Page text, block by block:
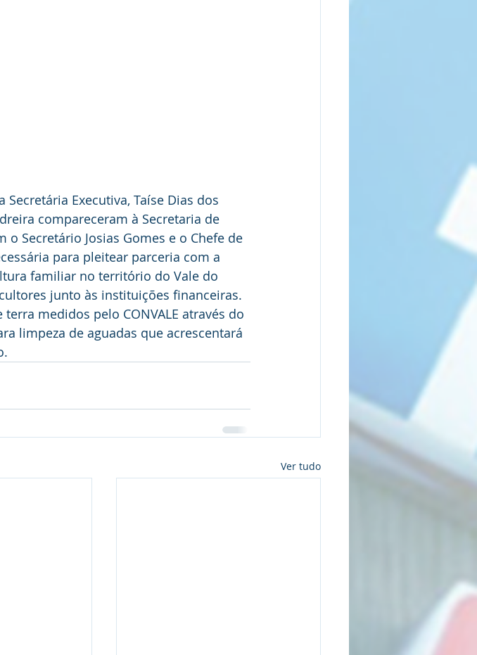
Secretária Executiva, Taíse Dias dos
compareceram à Secretaria de
Secretário Josias Gomes e o Chefe de
para pleitear parceria com a
familiar no território do Vale do
junto às instituições financeiras.
medidos pelo CONVALE através do
limpeza de aguadas que acrescentará
Ver tudo